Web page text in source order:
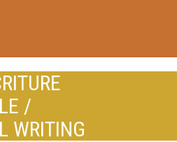
/
WRITING